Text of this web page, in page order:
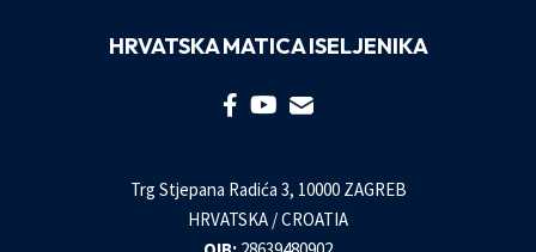
HRVATSKA MATICA ISELJENIKA
Trg Stjepana Radića 3, 10000 ZAGREB
HRVATSKA / CROATIA